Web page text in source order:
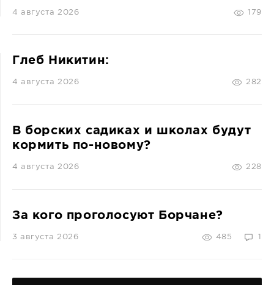
4 августа 2026 179
Глеб Никитин:
4 августа 2026 282
В борских садиках и школах будут
кормить по-новому?
4 августа 2026 228
За кого проголосуют Борчане?
3 августа 2026 485 1